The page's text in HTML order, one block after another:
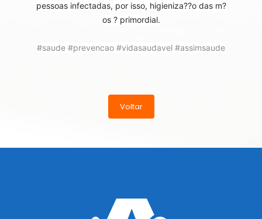
pessoas infectadas, por isso, higieniza??o das m?
os ? primordial.
#saude #prevencao #vidasaudavel #assimsaude
Voltar